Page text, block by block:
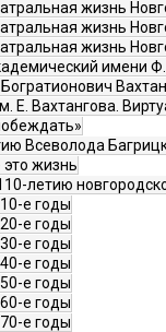
жизнь
жизнь
жизнь
имени
Богратионович
Е. Вахтангова.
Всеволода
жизнь
летию
е годы
е годы
е годы
е годы
е годы
е годы
е годы